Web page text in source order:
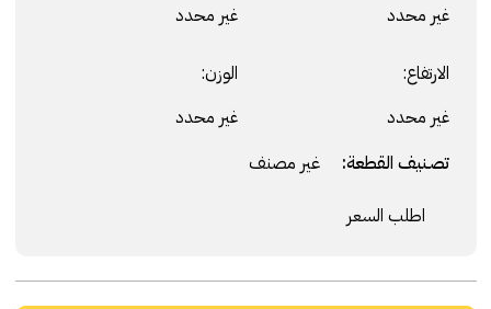
غير محدد
غير محدد
الارتفاع:
غير محدد
الوزن:
غير محدد
تصنيف القطعة: غير مصنف
اطلب السعر